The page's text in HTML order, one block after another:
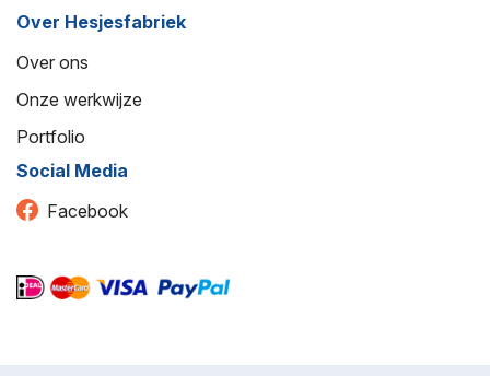
Over Hesjesfabriek
Over ons
Onze werkwijze
Portfolio
Social Media
Facebook